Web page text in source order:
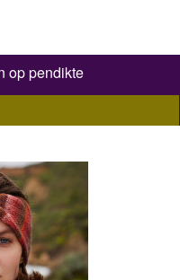
op pendikte